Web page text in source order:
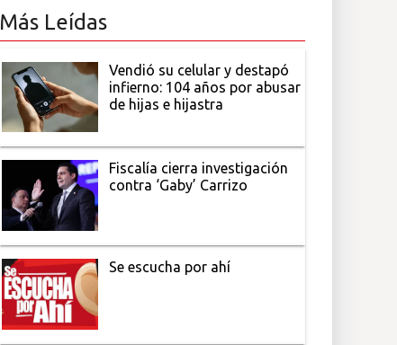
Más Leídas
Vendió su celular y destapó
infierno: 104 años por abusar
de hijas e hijastra
Fiscalía cierra investigación
contra ‘Gaby’ Carrizo
Se escucha por ahí